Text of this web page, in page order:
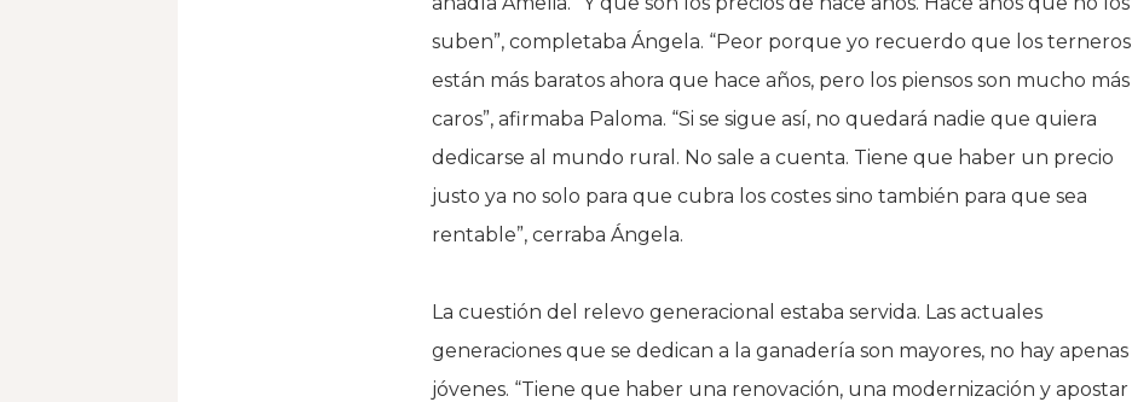
suben”, completaba Ángela. “Peor porque yo recuerdo que los terneros
están más baratos ahora que hace años, pero los piensos son mucho más
caros”, afirmaba Paloma. “Si se sigue así, no quedará nadie que quiera
dedicarse al mundo rural. No sale a cuenta. Tiene que haber un precio
justo ya no solo para que cubra los costes sino también para que sea
rentable”, cerraba Ángela.
La cuestión del relevo generacional estaba servida. Las actuales
generaciones que se dedican a la ganadería son mayores, no hay apenas
jóvenes. “Tiene que haber una renovación, una modernización y apostar